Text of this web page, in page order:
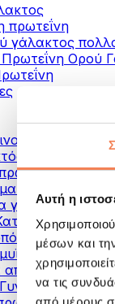
Αυτή η
μέσων και
να τις
πρωτεΐνη
γάλακτος
Ορού
γεύματος σε
ανάπτυξη
απώλεια βάρους